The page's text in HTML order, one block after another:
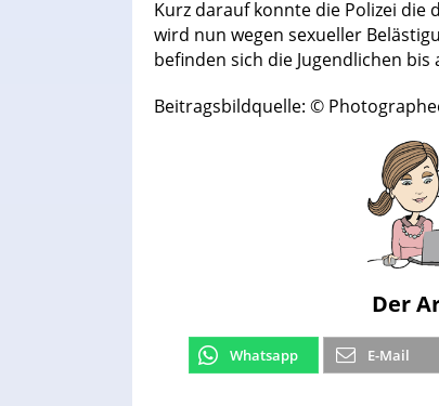
Kurz darauf konnte die Polizei die
wird nun wegen sexueller
befinden sich die Jugendlichen
Beitragsbildquelle: ©
Der
Whatsapp E-Mail